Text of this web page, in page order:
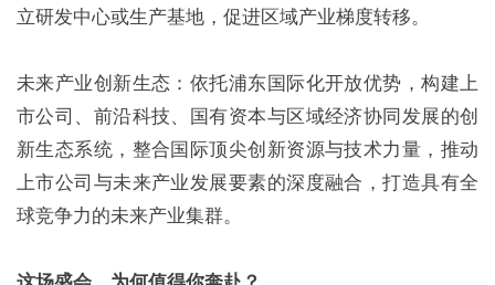
立研发中心或生产基地，促进区域产业梯度转移。
未来产业创新生态：依托浦东国际化开放优势，构建上
市公司、前沿科技、国有资本与区域经济协同发展的创
新生态系统，整合国际顶尖创新资源与技术力量，推动
上市公司与未来产业发展要素的深度融合，打造具有全
球竞争力的未来产业集群。